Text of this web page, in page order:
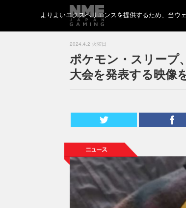
2024.4.2 火曜日
ポケモン・スリープ
大会を発表する映像
よりよいエクスペリエンスを提供するため、当